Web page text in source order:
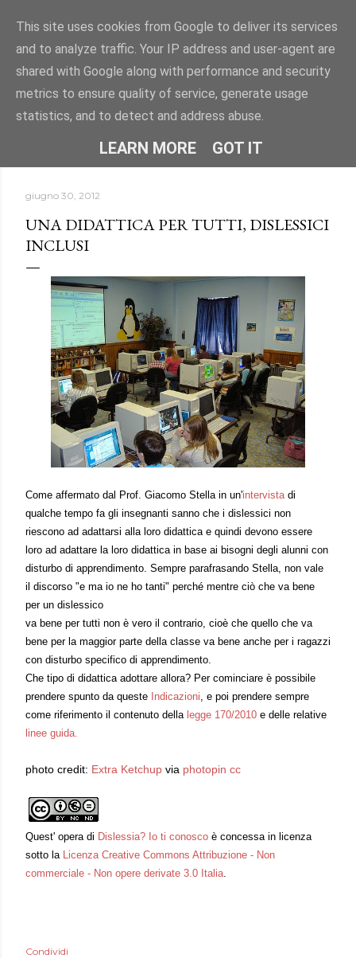
Passa ai contenuti principali
"DISLESSIA? IO TI CONOSCO" -
informazioni, approfondimenti e storie.
giugno 30, 2012
UNA DIDATTICA PER TUTTI, DISLESSICI
INCLUSI
Come affermato dal Prof. Giacomo Stella in un'intervistadi
qualche tempo fa gli insegnanti sanno che i dislessici non
riescono ad adattarsi alla loro didattica e quindi devono essere
loro ad adattare la loro didattica in base ai bisogni degli alunni con
disturbo di apprendimento. Sempre parafrasando Stella, non vale
il discorso "e ma io ne ho tanti" perché mentre ciò che va bene
per un dislessico
va bene per tutti non è vero il contrario, cioè che quello che va
bene per la maggior parte della classe va bene anche per i ragazzi
con disturbo specifico di apprendimento.
Che tipo di didattica adottare allora? Per cominciare è possibile
prendere spunto da queste Indicazioni, e poi prendere sempre
come riferimento il contenuto dellalegge 170/2010 e delle relative
linee guida.
photo credit: Extra Ketchup via photopin cc
Quest' operadi Dislessia? Io ti conosco è concessa in licenza
sotto la Licenza Creative Commons Attribuzione - Non
commerciale - Non opere derivate 3.0 Italia.
Condividi
This site uses cookies from Google to deliver its services
and to analyze traffic. Your IP address and user-agent are
shared with Google along with performance and security
metrics to ensure quality of service, generate usage
statistics, and to detect and address abuse.
LEARN MORE GOT IT